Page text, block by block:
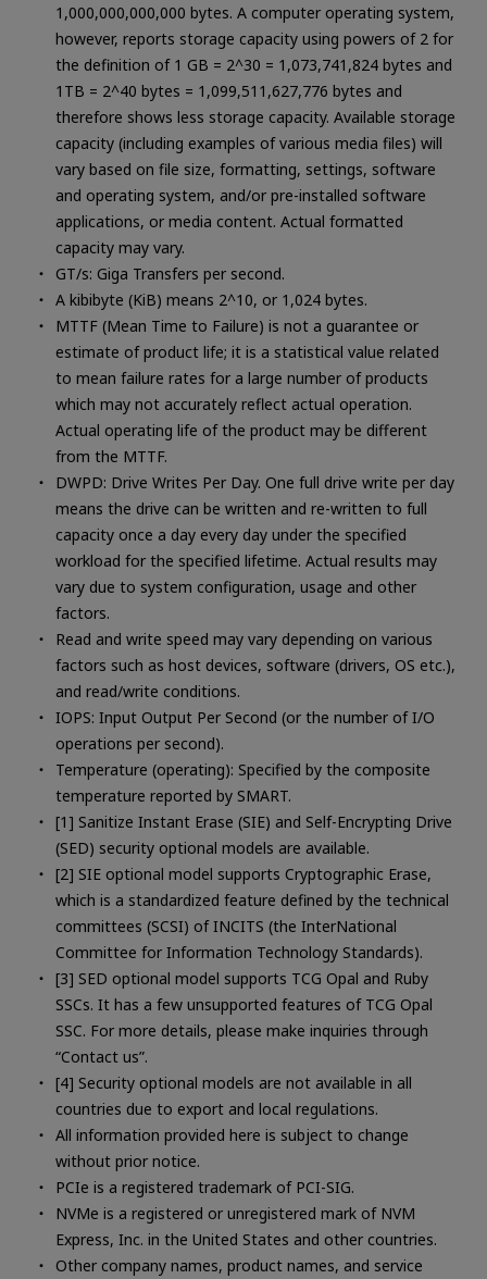
1,000,000,000,000 bytes. A computer operating system,
however, reports storage capacity using powers of 2 for
the definition of 1 GB = 2^30 = 1,073,741,824 bytes and
1TB = 2^40 bytes = 1,099,511,627,776 bytes and
therefore shows less storage capacity. Available storage
capacity (including examples of various media files) will
vary based on file size, formatting, settings, software
and operating system, and/or pre-installed software
applications, or media content. Actual formatted
capacity may vary.
GT/s: Giga Transfers per second.
A kibibyte (KiB) means 2^10, or 1,024 bytes.
MTTF (Mean Time to Failure) is not a guarantee or
estimate of product life; it is a statistical value related
to mean failure rates for a large number of products
which may not accurately reflect actual operation.
Actual operating life of the product may be different
from the MTTF.
DWPD: Drive Writes Per Day. One full drive write per day
means the drive can be written and re-written to full
capacity once a day every day under the specified
workload for the specified lifetime. Actual results may
vary due to system configuration, usage and other
factors.
Read and write speed may vary depending on various
factors such as host devices, software (drivers, OS etc.),
and read/write conditions.
IOPS: Input Output Per Second (or the number of I/O
operations per second).
Temperature (operating): Specified by the composite
temperature reported by SMART.
[1] Sanitize Instant Erase (SIE) and Self-Encrypting Drive
(SED) security optional models are available.
[2] SIE optional model supports Cryptographic Erase,
which is a standardized feature defined by the technical
committees (SCSI) of INCITS (the InterNational
Committee for Information Technology Standards).
[3] SED optional model supports TCG Opal and Ruby
SSCs. It has a few unsupported features of TCG Opal
SSC. For more details, please make inquiries through
“Contact us”.
[4] Security optional models are not available in all
countries due to export and local regulations.
All information provided here is subject to change
without prior notice.
PCIe is a registered trademark of PCI-SIG.
NVMe is a registered or unregistered mark of NVM
Express, Inc. in the United States and other countries.
Other company names, product names, and service